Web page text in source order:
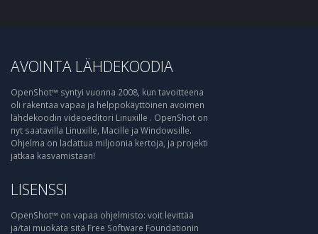
AVOINTA LÄHDEKOODIA
OpenShot™ syntyi vuonna 2008, kun tavoitteena
oli rakentaa vapaa ja helppokäyttöinen avoimen
lähdekoodin videoeditori Linuxille . OpenShot on
nyt saatavilla Linuxille, Macille ja Windowsille.
Ohjelma on ladattua miljoonia kertoja, ja projekti
jatkaa kasvamistaan!
LISENSSI
OpenShot™ on vapaa ohjelmisto: voit levittää
ja/tai muokata sitä Free Software Foundationin